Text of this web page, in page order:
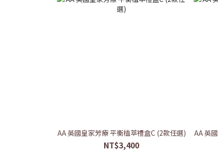
AA 英國皇家芳療 平衡植萃禮盒C (2款任選)
NT$3,400
AA 英